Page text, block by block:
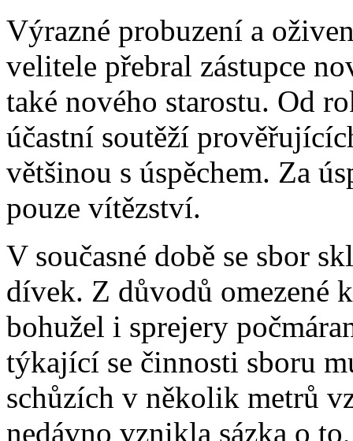
Výrazné probuzení a
velitele přebral zástupce
také nového starostu. Od
účastní soutěží
většinou s úspěchem. Za
pouze vítězství.
V současné době se sbor
dívek. Z důvodů omezené
bohužel i sprejery
týkající se činnosti sboru
schůzích v několik metrů
nedávno vznikla sázka o